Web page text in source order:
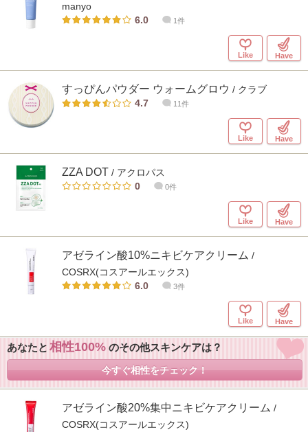
manyo
6.0
1件
Like Have
すっぴんパウダー ウォームグロウ / クラブ
4.7
11件
Like Have
ZZA DOT / アクロパス
0
0件
Like Have
アゼライン酸10%ニキビケアクリーム /
COSRX(コスアールエックス)
6.0
3件
Like Have
あなたと 相性100 のその他スキンケアは？
今すぐ相性をチェック！
アゼライン酸20%集中ニキビケアクリーム /
COSRX(コスアールエックス)